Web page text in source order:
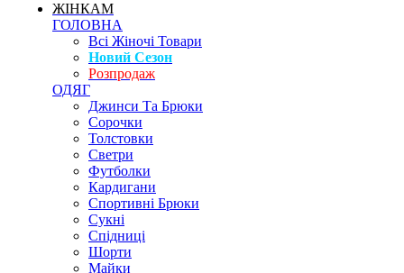
ЖІНКАМ
ГОЛОВНА
Всі Жіночі Товари
Новий Сезон
Розпродаж
ОДЯГ
Джинси Та Брюки
Сорочки
Толстовки
Светри
Футболки
Кардигани
Спортивні Брюки
Сукні
Спідниці
Шорти
Майки